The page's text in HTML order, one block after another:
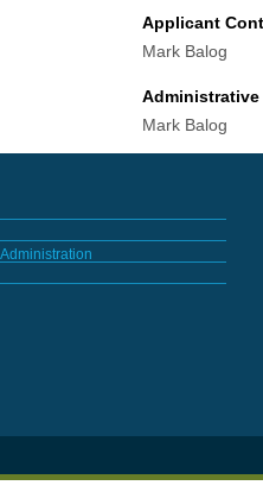
Applicant
Mark Balog
Mark Balog